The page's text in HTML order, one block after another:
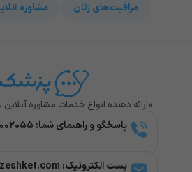
مراقبت‌های زنان
مشاوره
«ارائه دهنده انواع خدمات مشاوره
پاسخگو و راهنمای شما: ۰۲۱۹۱۰۰۲۰۵۵
پست الکترونیک: info@pezeshket.com​